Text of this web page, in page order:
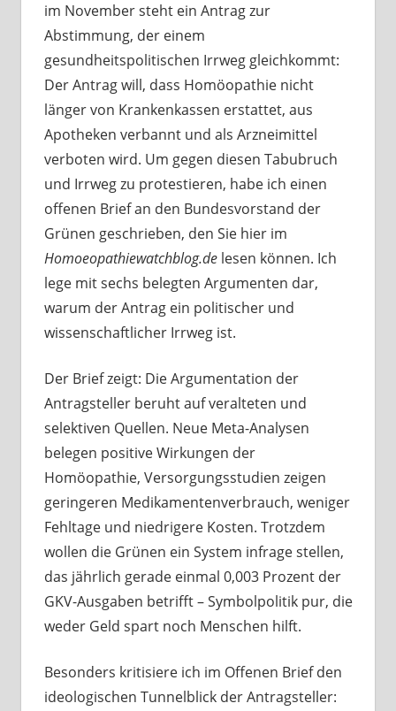
im November steht ein Antrag zur
Abstimmung, der einem
gesundheitspolitischen Irrweg gleichkommt:
Der Antrag will, dass Homöopathie nicht
länger von Krankenkassen erstattet, aus
Apotheken verbannt und als Arzneimittel
verboten wird. Um gegen diesen Tabubruch
und Irrweg zu protestieren, habe ich einen
offenen Brief an den Bundesvorstand der
Grünen geschrieben, den Sie hier im
Homoeopathiewatchblog.delesen können. Ich
lege mit sechs belegten Argumenten dar,
warum der Antrag ein politischer und
wissenschaftlicher Irrweg ist.
Der Brief zeigt: Die Argumentation der
Antragsteller beruht auf veralteten und
selektiven Quellen. Neue Meta-Analysen
belegen positive Wirkungen der
Homöopathie, Versorgungsstudien zeigen
geringeren Medikamentenverbrauch, weniger
Fehltage und niedrigere Kosten. Trotzdem
wollen die Grünen ein System infrage stellen,
das jährlich gerade einmal 0,003 Prozent der
GKV-Ausgaben betrifft – Symbolpolitik pur, die
weder Geld spart noch Menschen hilft.
Besonders kritisiere ich im Offenen Brief den
ideologischen Tunnelblick der Antragsteller: